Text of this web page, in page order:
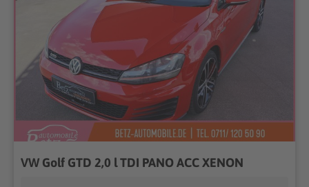
VW Golf GTD 2,0 l TDI PANO ACC XENON